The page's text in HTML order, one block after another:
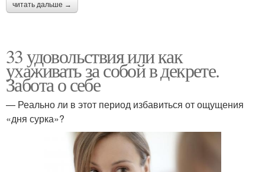
читать дальше →
33 удовольствия или как
ухаживать за собой в декрете.
Забота о себе
— Реально ли в этот период избавиться от ощущения
«дня сурка»?